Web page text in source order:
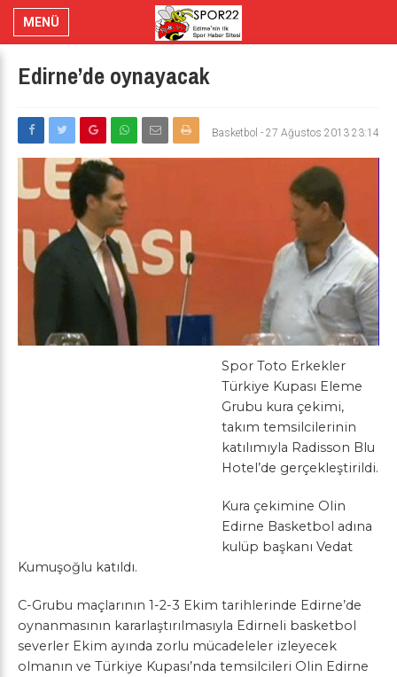
MENÜ
Edirne’de oynayacak
Basketbol - 27 Ağustos 2013 23:14
Spor Toto Erkekler
Türkiye Kupası Eleme
Grubu kura çekimi,
takım temsilcilerinin
katılımıyla Radisson Blu
Hotel’de gerçekleştirildi.
Kura çekimine Olin
Edirne Basketbol adına
kulüp başkanı Vedat
Kumuşoğlu katıldı.
C-Grubu maçlarının 1-2-3 Ekim tarihlerinde Edirne’de
oynanmasının kararlaştırılmasıyla Edirneli basketbol
severler Ekim ayında zorlu mücadeleler izleyecek
olmanın ve Türkiye Kupası’nda temsilcileri Olin Edirne